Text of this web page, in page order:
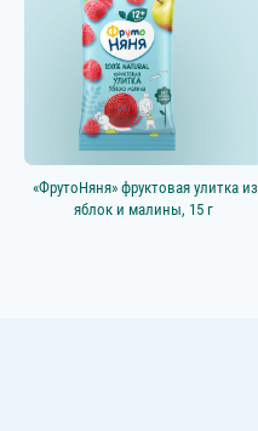
«ФрутоНяня» фруктовая улитка из
яблок и малины, 15 г